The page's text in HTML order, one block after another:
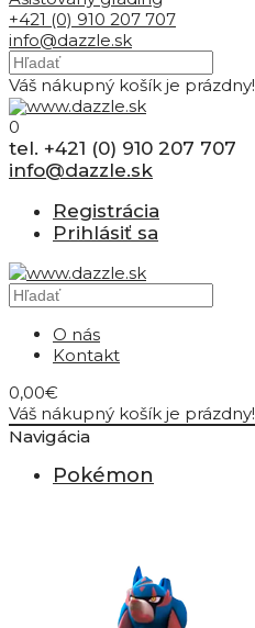
+421 (0) 910 207 707
info@dazzle.sk
Váš nákupný košík je prázdny!
0
tel. +421 (0) 910 207 707
info@dazzle.sk
Registrácia
Prihlásiť sa
O nás
Kontakt
0,00€
Váš nákupný košík je prázdny!
Navigácia
Pokémon